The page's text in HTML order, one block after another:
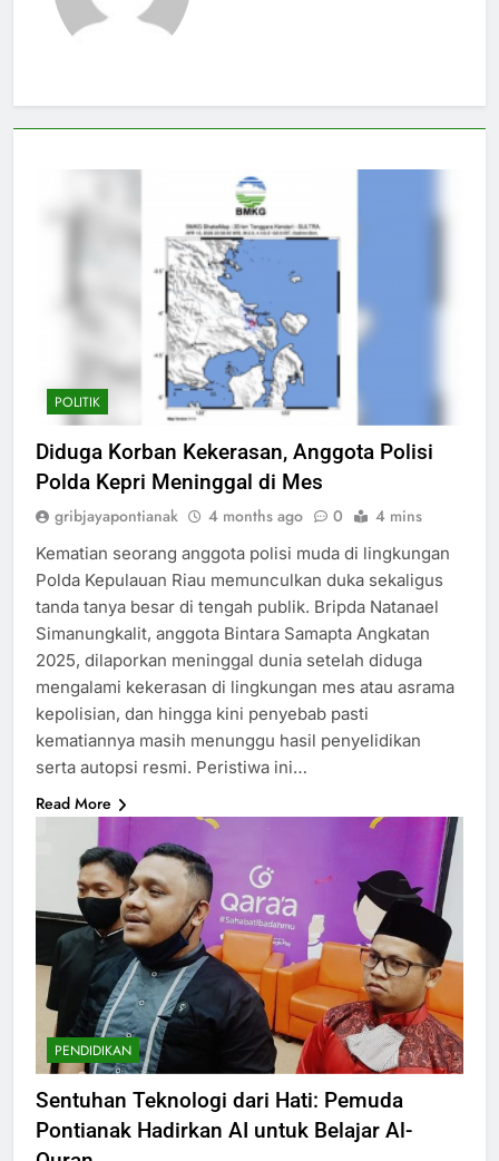
POLITIK
Diduga Korban Kekerasan, Anggota Polisi
Polda Kepri Meninggal di Mes
gribjayapontianak 4 months ago 0 4 mins
Kematian seorang anggota polisi muda di lingkungan
Polda Kepulauan Riau memunculkan duka sekaligus
tanda tanya besar di tengah publik. Bripda Natanael
Simanungkalit, anggota Bintara Samapta Angkatan
2025, dilaporkan meninggal dunia setelah diduga
mengalami kekerasan di lingkungan mes atau asrama
kepolisian, dan hingga kini penyebab pasti
kematiannya masih menunggu hasil penyelidikan
serta autopsi resmi. Peristiwa ini…
Read More
PENDIDIKAN
Sentuhan Teknologi dari Hati: Pemuda
Pontianak Hadirkan AI untuk Belajar Al-